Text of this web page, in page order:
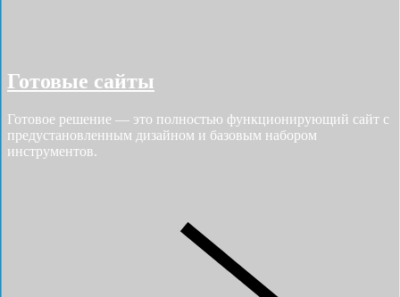
Готовые сайты
Готовое решение — это полностью функционирующий сайт с
предустановленным дизайном и базовым набором
инструментов.